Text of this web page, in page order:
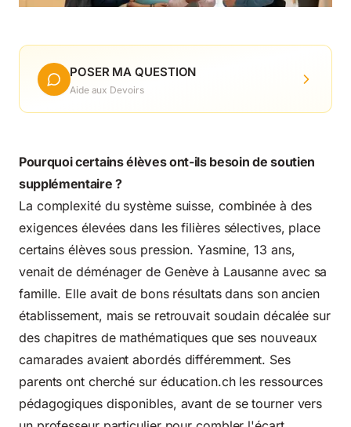
POSER MA QUESTION
Aide aux Devoirs
Pourquoi certains élèves ont-ils besoin de soutien
supplémentaire ?
La complexité du système suisse, combinée à des
exigences élevées dans les filières sélectives, place
certains élèves sous pression. Yasmine, 13 ans,
venait de déménager de Genève à Lausanne avec sa
famille. Elle avait de bons résultats dans son ancien
établissement, mais se retrouvait soudain décalée sur
des chapitres de mathématiques que ses nouveaux
camarades avaient abordés différemment. Ses
parents ont cherché sur éducation.ch les ressources
pédagogiques disponibles, avant de se tourner vers